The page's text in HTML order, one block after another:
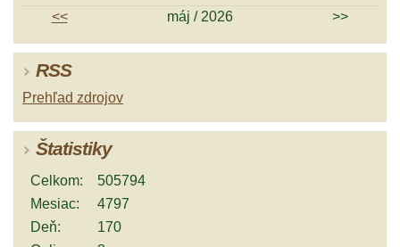
<< máj / 2026 >>
RSS
Prehľad zdrojov
Štatistiky
Celkom:
505794
Mesiac:
4797
Deň:
170